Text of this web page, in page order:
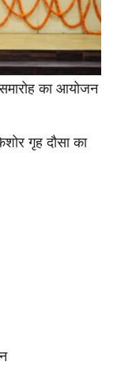
का आयोजन
गृह दौसा का